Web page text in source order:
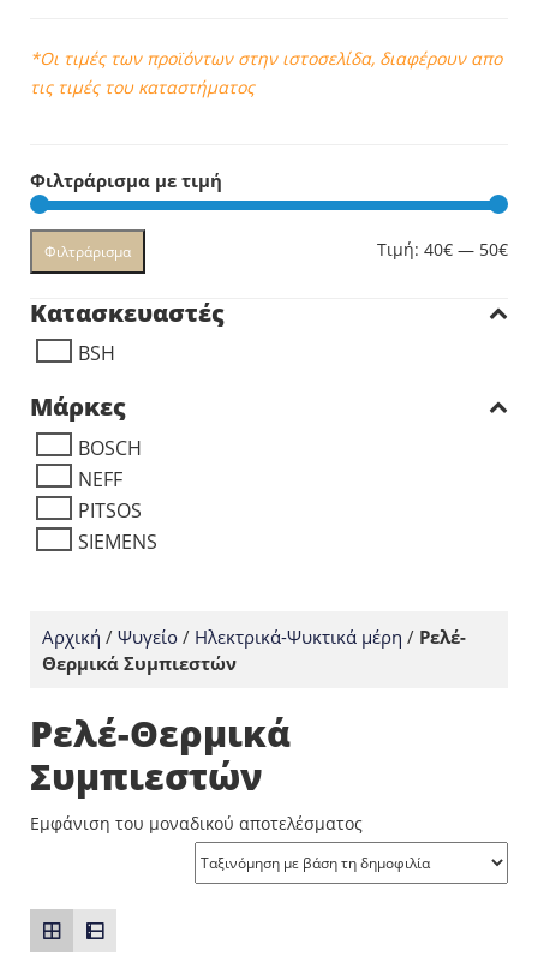
*Οι τιμές των προϊόντων στην ιστοσελίδα, διαφέρουν απο
τις τιμές του καταστήματος
Φιλτράρισμα με τιμή
Φιλτράρισμα Τιμή: 40€ — 50€
Κατασκευαστές
BSH
Μάρκες
BOSCH
NEFF
PITSOS
SIEMENS
Αρχική / Ψυγείο / Ηλεκτρικά-Ψυκτικά μέρη / Ρελέ-
Θερμικά Συμπιεστών
Ρελέ-Θερμικά
Συμπιεστών
Εμφάνιση του μοναδικού αποτελέσματος